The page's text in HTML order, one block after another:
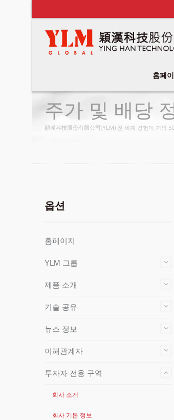
홈페
주가 및 배당
穎漢科技股份有限公司(YLM) 전 세계 경험이 거의
옵션
홈페이지
YLM 그룹
제품 소개
기술 공유
뉴스 정보
이해관계자
투자자 전용 구역
회사 소개
회사 기본 정보